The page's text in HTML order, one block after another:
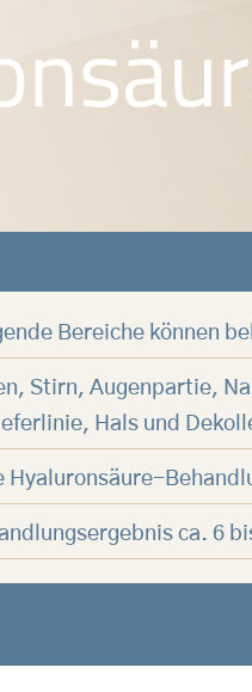
Bereiche können
Stirn, Augenpartie,
Hals und
Hyaluronsäure-
ca. 6